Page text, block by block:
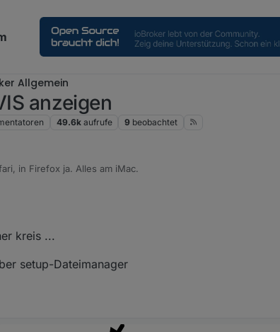
Allgemein
anzeigen
49.6k aufrufe 9 beobachtet
in Firefox ja. Alles am iMac.
kreis ...
setup-Dateimanager